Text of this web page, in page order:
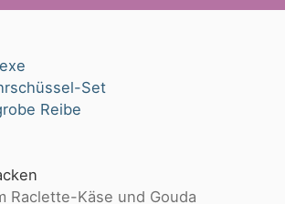
Set
Reibe
Raclette-Käse und Gouda